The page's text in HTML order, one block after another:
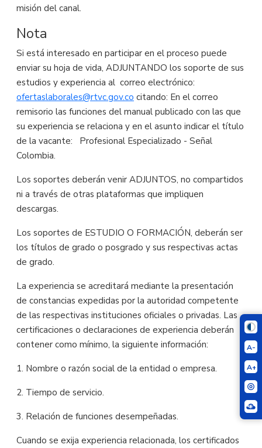
A-
A+
misión del canal.
Nota
Si está interesado en participar en el proceso puede
enviar su hoja de vida, ADJUNTANDO los soporte de sus
estudios y experiencia al correo electrónico:
ofertaslaborales@rtvc.gov.co citando: En el correo
remisorio las funciones del manual publicado con las que
su experiencia se relaciona y en el asunto indicar el título
de la vacante: Profesional Especializado - Señal
Colombia.
Los soportes deberán venir ADJUNTOS, no compartidos
ni a través de otras plataformas que impliquen
descargas.
Los soportes de ESTUDIO O FORMACIÓN, deberán ser
los títulos de grado o posgrado y sus respectivas actas
de grado.
La experiencia se acreditará mediante la presentación
de constancias expedidas por la autoridad competente
de las respectivas instituciones oficiales o privadas. Las
certificaciones o declaraciones de experiencia deberán
contener como mínimo, la siguiente información:
1. Nombre o razón social de la entidad o empresa.
2. Tiempo de servicio.
3. Relación de funciones desempeñadas.
Cuando se exija experiencia relacionada, los certificados